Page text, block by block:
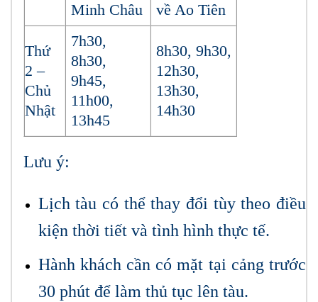
Minh Châu
về Ao Tiên
Thứ
2 –
Chủ
Nhật
7h30,
8h30,
9h45,
11h00,
13h45
8h30, 9h30,
12h30,
13h30,
14h30
Lưu ý:
Lịch tàu có thể thay đổi tùy theo điều
kiện thời tiết và tình hình thực tế.
Hành khách cần có mặt tại cảng trước
30 phút để làm thủ tục lên tàu.